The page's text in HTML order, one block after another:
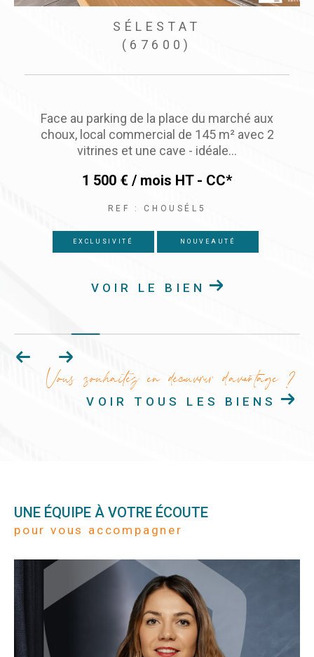
SÉLESTAT
(67600)
Sélestat Centre-Ville, très beau magasin d'angle
en emplacement n°1 - Surface commercial de
66 m² + réserves de 60...
1 500 € / mois HT - CC*
REF : LECATALPA
NOUVEAUTÉ
VOIR LE BIEN
Vous souhaitez en découvrir d'avantage ?
VOIR TOUS LES BIENS
UNE ÉQUIPE À VOTRE ÉCOUTE
pour vous accompagner